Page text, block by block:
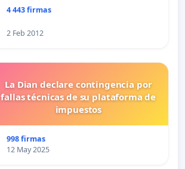
4 443 firmas
2 Feb 2012
La Dian declare contingencia por
fallas técnicas de su plataforma de
impuestos
998 firmas
12 May 2025